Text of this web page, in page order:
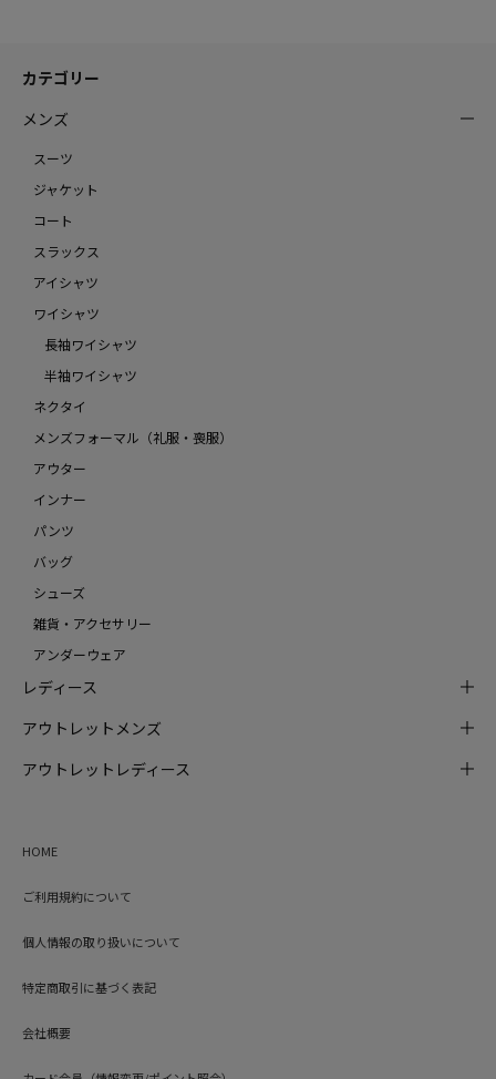
カテゴリー
メンズ
スーツ
ジャケット
コート
スラックス
アイシャツ
ワイシャツ
長袖ワイシャツ
半袖ワイシャツ
ネクタイ
メンズフォーマル（礼服・喪服）
アウター
インナー
パンツ
バッグ
シューズ
雑貨・アクセサリー
アンダーウェア
レディース
アウトレットメンズ
アウトレットレディース
HOME
ご利用規約について
個人情報の取り扱いについて
特定商取引に基づく表記
会社概要